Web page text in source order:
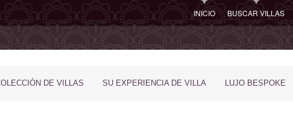
INICIO BUSCAR VILLAS
DE VILLAS SU EXPERIENCIA DE VILLA LUJO BESPOKE